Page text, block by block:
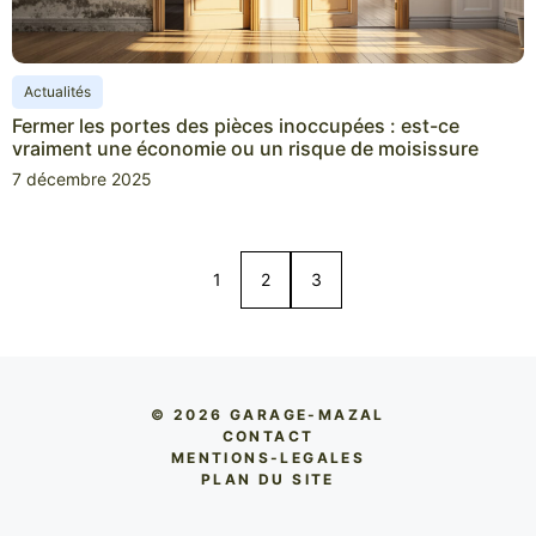
Actualités
Fermer les portes des pièces inoccupées : est-ce
vraiment une économie ou un risque de moisissure
7 décembre 2025
1 2 3
© 2026 GARAGE-MAZAL
CONTACT
MENTIONS-LEGALES
PLAN DU SITE